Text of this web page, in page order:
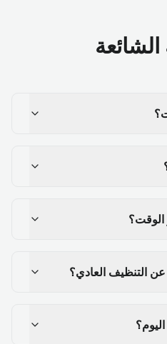
الشائعة
الوقت؟
التنظيف العادي؟